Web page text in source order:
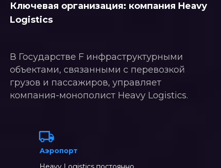
Ключевая организация: компания Heavy
Logistics
В Государстве F инфраструктурными
объектами, связанными с перевозкой
грузов и пассажиров, управляет
компания-монополист Heavy Logistics.
Аэропорт